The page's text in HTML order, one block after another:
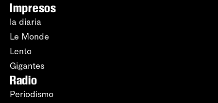
Impresos
la diaria
Le Monde
Lento
Gigantes
Radio
Periodismo